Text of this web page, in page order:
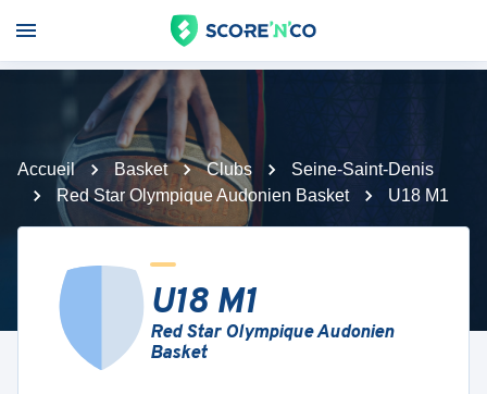
Accueil Basket Clubs
Seine-Saint-Denis
Red Star Olympique Audonien Basket
U18 M1
U18 M1
Red Star Olympique Audonien
Basket